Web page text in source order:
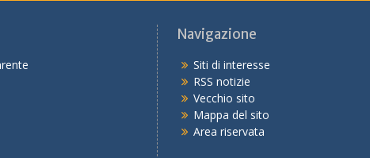
Navigazione
Siti di interesse
RSS notizie
Vecchio sito
Mappa del sito
Area riservata